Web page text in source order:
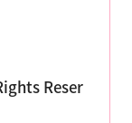
Reser